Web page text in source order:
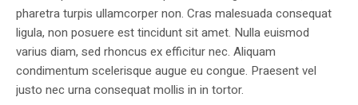
pharetra turpis ullamcorper non. Cras malesuada consequat
ligula, non posuere est tincidunt sit amet. Nulla euismod
varius diam, sed rhoncus ex efficitur nec. Aliquam
condimentum scelerisque augue eu congue. Praesent vel
justo nec urna consequat mollis in in tortor.